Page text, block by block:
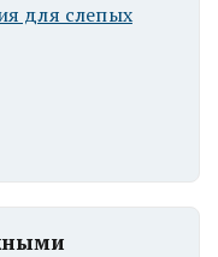
для слепых